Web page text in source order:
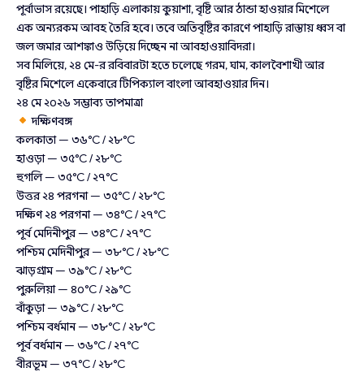
পূর্বাভাস রয়েছে। পাহাড়ি এলাকায় কুয়াশা, বৃষ্টি আর ঠান্ডা হাওয়ার মিশেলে
এক অন্যরকম আবহ তৈরি হবে। তবে অতিবৃষ্টির কারণে পাহাড়ি রাস্তায় ধ্বস বা
জল জমার আশঙ্কাও উড়িয়ে দিচ্ছেন না আবহাওয়াবিদরা।
সব মিলিয়ে, ২৪ মে-র রবিবারটা হতে চলেছে গরম, ঘাম, কালবৈশাখী আর
বৃষ্টির মিশেলে একেবারে টিপিক্যাল বাংলা আবহাওয়ার দিন।
২৪ মে ২০২৬ সম্ভাব্য তাপমাত্রা
দক্ষিণবঙ্গ
কলকাতা — ৩৬°C / ২৮°C
হাওড়া — ৩৫°C / ২৮°C
হুগলি — ৩৫°C / ২৭°C
উত্তর ২৪ পরগনা — ৩৫°C / ২৮°C
দক্ষিণ ২৪ পরগনা — ৩৪°C / ২৭°C
পূর্ব মেদিনীপুর — ৩৪°C / ২৭°C
পশ্চিম মেদিনীপুর — ৩৮°C / ২৮°C
ঝাড়গ্রাম — ৩৯°C / ২৮°C
পুরুলিয়া — ৪০°C / ২৯°C
বাঁকুড়া — ৩৯°C / ২৮°C
পশ্চিম বর্ধমান — ৩৮°C / ২৮°C
পূর্ব বর্ধমান — ৩৬°C / ২৭°C
বীরভূম — ৩৭°C / ২৮°C